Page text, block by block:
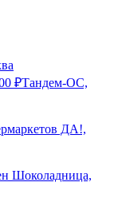
₽Тандем-ОС,
ДА!,
Шоколадница,